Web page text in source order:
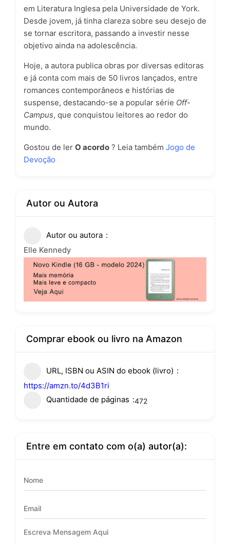
em Literatura Inglesa pela Universidade de York.
Desde jovem, já tinha clareza sobre seu desejo de
se tornar escritora, passando a investir nesse
objetivo ainda na adolescência.
Hoje, a autora publica obras por diversas editoras
e já conta com mais de 50 livros lançados, entre
romances contemporâneos e histórias de
suspense, destacando-se a popular série Off-
Campus, que conquistou leitores ao redor do
mundo.
Gostou de ler O acordo ? Leia também Jogo de
Devoção
Autor ou Autora
Autor ou autora
Elle Kennedy
Comprar ebook ou livro na Amazon
URL, ISBN ou ASIN do ebook (livro)
https://amzn.to/4d3B1ri
Quantidade de páginas
472
Entre em contato com o(a) autor(a):